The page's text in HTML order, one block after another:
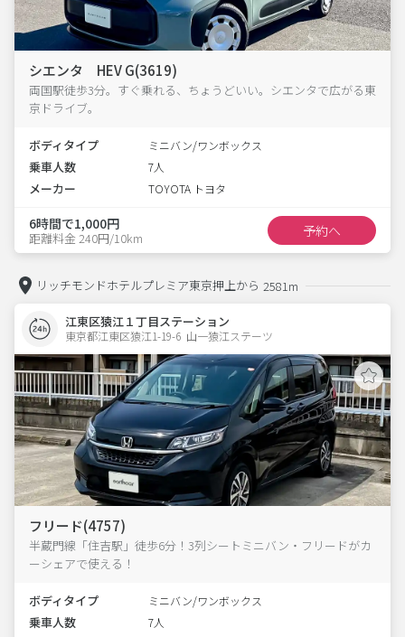
シエンタ HEV G(3619)
両国駅徒歩3分。すぐ乗れる、ちょうどいい。シエンタで広がる東
京ドライブ。
ボディタイプ ミニバン/ワンボックス
乗車人数 7人
メーカー TOYOTA トヨタ
6時間で1,000円
距離料金 240円/10km 予約へ
リッチモンドホテルプレミア東京押上から 2581m
江東区猿江１丁目ステーション
東京都江東区猿江1-19-6  山一猿江ステーツ
フリード(4757)
半蔵門線「住吉駅」徒歩6分！3列シートミニバン・フリードがカ
ーシェアで使える！
ボディタイプ ミニバン/ワンボックス
乗車人数 7人